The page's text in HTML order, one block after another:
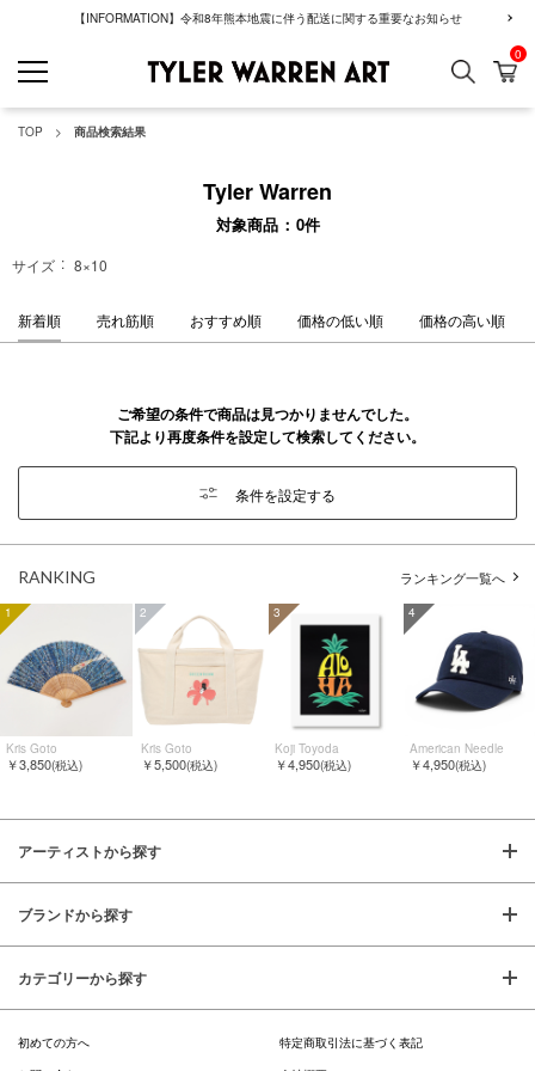
【INFORMATION】令和8年熊本地震に伴う配送に関する重要なお知らせ
GREENROOM
検索 カ
0
TOP 商品検索結果
Tyler Warren
対象商品 0件
サイズ 8×10
新着順 売れ筋順 おすすめ順 価格の低い順 価格の高い順
ご希望の条件で商品は見つかりませんでした。
下記より再度条件を設定して検索してください。
条件を設定する
RANKING ランキング一覧へ
1
Kris Goto
￥3,850(税込)
2
Kris Goto
￥5,500(税込)
3
Koji Toyoda
￥4,950(税込)
4
American Needle
￥4,950(税込)
アーティストから探す
ブランドから探す
カテゴリーから探す
初めての方へ
特定商取引法に基づく表記